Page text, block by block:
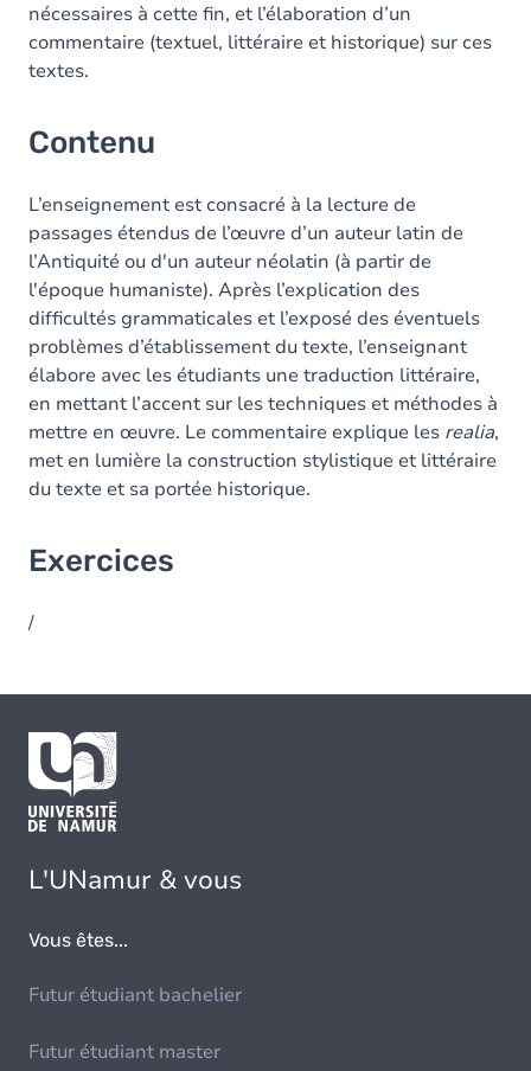
nécessaires à cette fin, et l’élaboration d’un
commentaire (textuel, littéraire et historique) sur ces
textes.
Contenu
L’enseignement est consacré à la lecture de
passages étendus de l’œuvre d’un auteur latin de
l’Antiquité ou d'un auteur néolatin (à partir de
l'époque humaniste). Après l’explication des
difficultés grammaticales et l’exposé des éventuels
problèmes d’établissement du texte, l’enseignant
élabore avec les étudiants une traduction littéraire,
en mettant l’accent sur les techniques et méthodes à
mettre en œuvre. Le commentaire explique les realia,
met en lumière la construction stylistique et littéraire
du texte et sa portée historique.
Exercices
/
L'UNamur & vous
Vous êtes...
Futur étudiant bachelier
Futur étudiant master